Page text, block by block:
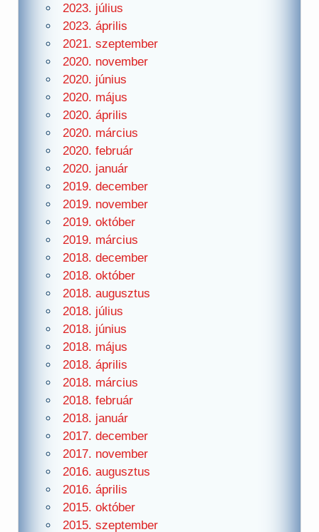
2023. július
2023. április
2021. szeptember
2020. november
2020. június
2020. május
2020. április
2020. március
2020. február
2020. január
2019. december
2019. november
2019. október
2019. március
2018. december
2018. október
2018. augusztus
2018. július
2018. június
2018. május
2018. április
2018. március
2018. február
2018. január
2017. december
2017. november
2016. augusztus
2016. április
2015. október
2015. szeptember